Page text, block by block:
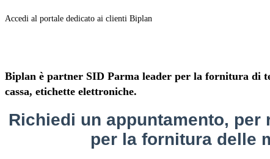
Accedi al portale dedicato ai clienti Biplan
Biplan è partner SID Parma leader per la fornitura di
cassa, etichette elettroniche.